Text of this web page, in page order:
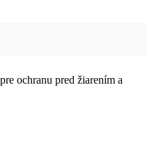
ochranu pred žiarením a